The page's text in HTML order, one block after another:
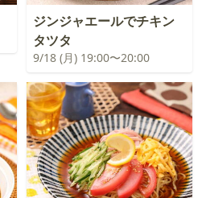
ジンジャエールでチキン
タツタ
9/18 (月) 19:00〜20:00